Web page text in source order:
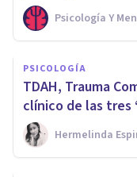
Psicología Y
PSICOLOGÍA
TDAH, Trauma
clínico de las tres
Hermelinda